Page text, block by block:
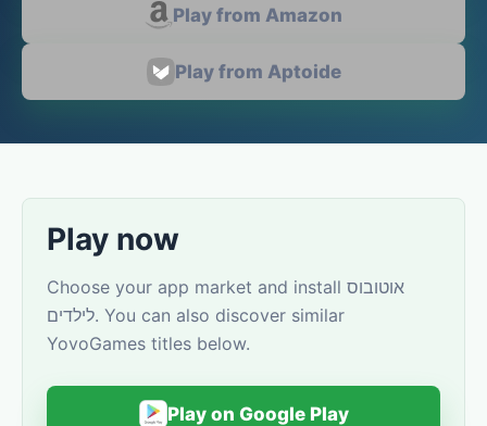
Play from Amazon
Play from Aptoide
Play now
Choose your app market and install אוטובוס
לילדים. You can also discover similar
YovoGames titles below.
Play on Google Play